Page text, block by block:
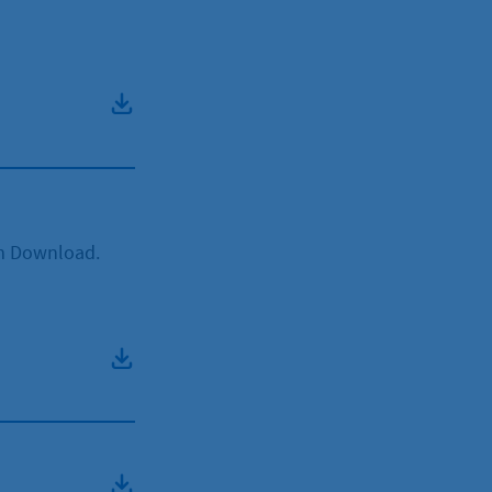
Download.